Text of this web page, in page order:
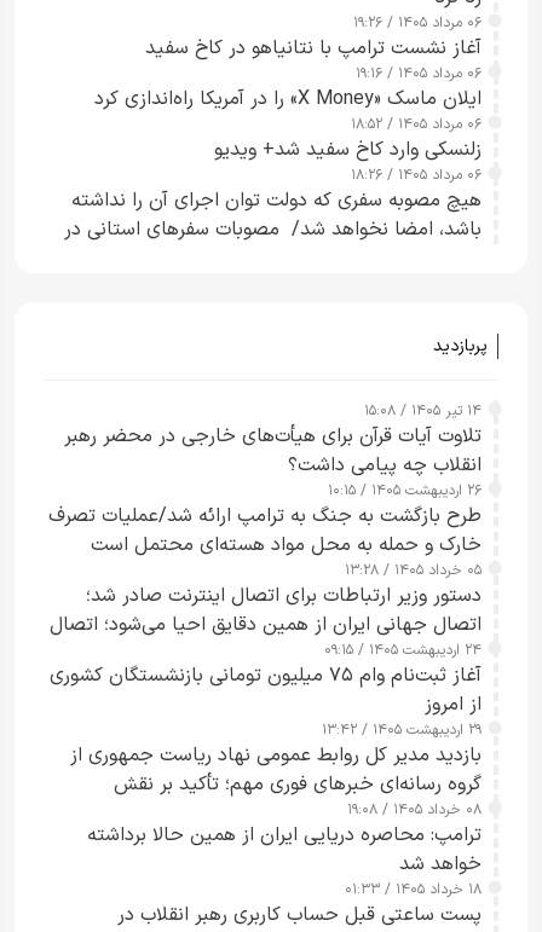
۰۶ مرداد ۱۴۰۵ / ۱۹:۲۶
آغاز نشست ترامپ با نتانیاهو در کاخ سفید
۰۶ مرداد ۱۴۰۵ / ۱۹:۱۶
ایلان ماسک «X Money» را در آمریکا راه‌اندازی کرد
۰۶ مرداد ۱۴۰۵ / ۱۸:۵۲
زلنسکی وارد کاخ سفید شد+ ویدیو
۰۶ مرداد ۱۴۰۵ / ۱۸:۲۶
هیچ مصوبه سفری که دولت توان اجرای آن را نداشته
باشد، امضا نخواهد شد/ مصوبات سفرهای استانی در
پربازدید
۱۴ تیر ۱۴۰۵ / ۱۵:۰۸
تلاوت آیات قرآن برای هیأت‌های خارجی در محضر رهبر
انقلاب چه پیامی داشت؟
۲۶ اردیبهشت ۱۴۰۵ / ۱۰:۱۵
طرح‌ بازگشت به جنگ به ترامپ ارائه شد/عملیات تصرف
خارک و حمله به محل مواد هسته‌ای محتمل است
۰۵ خرداد ۱۴۰۵ / ۱۳:۲۸
دستور وزیر ارتباطات برای اتصال اینترنت صادر شد؛
اتصال جهانی ایران از همین دقایق احیا می‌شود؛ اتصال
کامل مردم تا ۲۴ ساعت آینده
۲۴ اردیبهشت ۱۴۰۵ / ۰۹:۱۵
آغاز ثبت‌نام وام ۷۵ میلیون تومانی بازنشستگان کشوری
از امروز
۲۹ اردیبهشت ۱۴۰۵ / ۱۳:۴۲
بازدید مدیر کل روابط عمومی نهاد ریاست جمهوری از
گروه رسانه‌ای خبرهای فوری مهم؛ تأکید بر نقش
رسانه‌های هوشمند و مسئول در ارتقای آگاهی عمومی
۰۸ خرداد ۱۴۰۵ / ۱۹:۰۸
ترامپ: محاصره دریایی ایران از همین حالا برداشته
خواهد شد
۱۸ خرداد ۱۴۰۵ / ۰۱:۳۳
پست ساعتی قبل حساب کاربری رهبر انقلاب در